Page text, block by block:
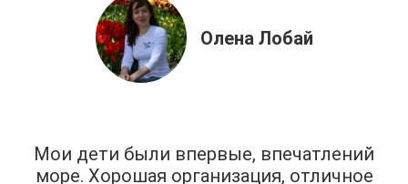
Олена Лобай
Мои дети были впервые, впечатлений
море. Хорошая организация, отличное